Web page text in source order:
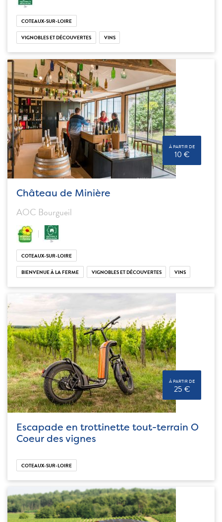
COTEAUX-SUR-LOIRE
VIGNOBLES ET DÉCOUVERTES VINS
À PARTIR DE
10 €
Château de Minière
AOC Bourgueil
COTEAUX-SUR-LOIRE
BIENVENUE À LA FERME VIGNOBLES ET DÉCOUVERTES VINS
À PARTIR DE
25 €
Escapade en trottinette tout-terrain O
Coeur des vignes
COTEAUX-SUR-LOIRE